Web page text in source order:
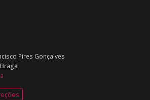
Pires Gonçalves